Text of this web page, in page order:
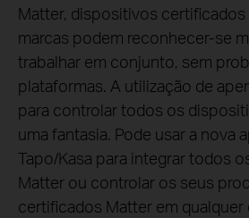
Matter, dispositivos
marcas podem reconhecer-se
trabalhar em conjunto, sem
plataformas. A utilização de
para controlar todos os
uma fantasia. Pode usar a nova
Tapo/Kasa para integrar todos
Matter ou controlar os seus
certificados Matter em